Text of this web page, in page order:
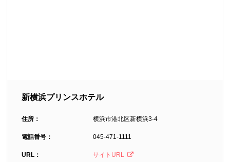
新横浜プリンスホテル
住所： 横浜市港北区新横浜3-4
電話番号： 045-471-1111
URL： サイトURL